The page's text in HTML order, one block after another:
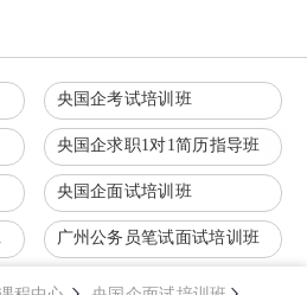
央国企考试培训班
央国企求职1对1简历指导班
央国企面试培训班
广州公务员笔试面试培训班